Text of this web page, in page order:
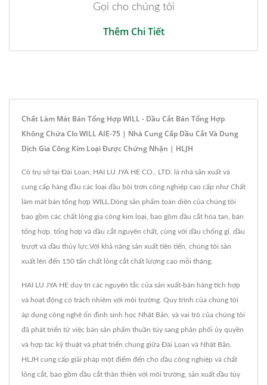
Gọi cho chúng tôi
Thêm Chi Tiết
Chất Làm Mát Bán Tổng Hợp WILL - Dầu Cắt Bán Tổng Hợp
Không Chứa Clo WILL AIE-75 | Nhà Cung Cấp Dầu Cắt Và Dung
Dịch Gia Công Kim Loại Được Chứng Nhận | HLJH
Có trụ sở tại Đài Loan, HAI LU JYA HE CO., LTD. là nhà sản xuất và
cung cấp hàng đầu các loại dầu bôi trơn công nghiệp cao cấp như Chất
làm mát bán tổng hợp WILL.Dòng sản phẩm toàn diện của chúng tôi
bao gồm các chất lỏng gia công kim loại, bao gồm dầu cắt hòa tan, bán
tổng hợp, tổng hợp và dầu cắt nguyên chất, cùng với dầu chống gỉ, dầu
trượt và dầu thủy lực.Với khả năng sản xuất tiên tiến, chúng tôi sản
xuất lên đến 150 tấn chất lỏng cắt chất lượng cao mỗi tháng.
HAI LU JYA HE duy trì các nguyên tắc của sản xuất-bán hàng tích hợp
và hoạt động có trách nhiệm với môi trường. Quy trình của chúng tôi
áp dụng công nghệ ổn định sinh học Nhật Bản, và vai trò của chúng tôi
đã phát triển từ việc bán sản phẩm thuần túy sang phân phối ủy quyền
và hợp tác kỹ thuật và phát triển chung giữa Đài Loan và Nhật Bản.
HLJH cung cấp giải pháp một điểm đến cho dầu công nghiệp và chất
lỏng cắt, bao gồm dầu cắt thân thiện với môi trường, sản xuất dầu tùy